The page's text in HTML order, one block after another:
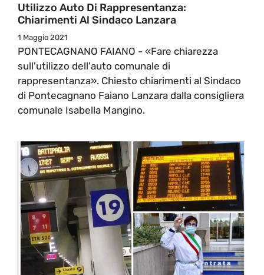
Utilizzo Auto Di Rappresentanza:
Chiarimenti Al Sindaco Lanzara
1 Maggio 2021
PONTECAGNANO FAIANO - «Fare chiarezza
sull'utilizzo dell'auto comunale di
rappresentanza». Chiesto chiarimenti al Sindaco
di Pontecagnano Faiano Lanzara dalla consigliera
comunale Isabella Mangino.